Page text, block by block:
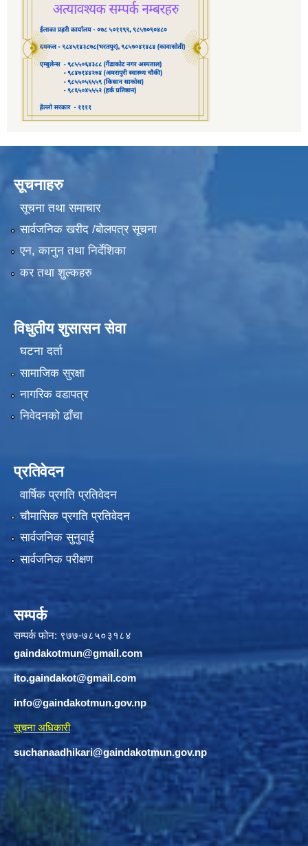
सूचनाहरु
सूचना तथा समाचार
सार्वजनिक खरीद /बोलपत्र सूचना
एन, कानुन तथा निर्देशिका
कर तथा शुल्कहरु
विधुतीय शुसासन सेवा
घटना दर्ता
सामाजिक सुरक्षा
नागरिक वडापत्र
निवेदनको ढाँचा
प्रतिवेदन
वार्षिक प्रगति प्रतिवेदन
चौमासिक प्रगति प्रतिवेदन
सार्वजनिक सुनुवाई
सार्वजनिक परीक्षण
सम्पर्क
सम्पर्क फोन: ९७७-७८५०३१८४
gaindakotmun@gmail.com
ito.gaindakot@gmail.com
info@gaindakotmun.gov.np
सूचना अधिकारी
suchanaadhikari@gaindakotmun.gov.np